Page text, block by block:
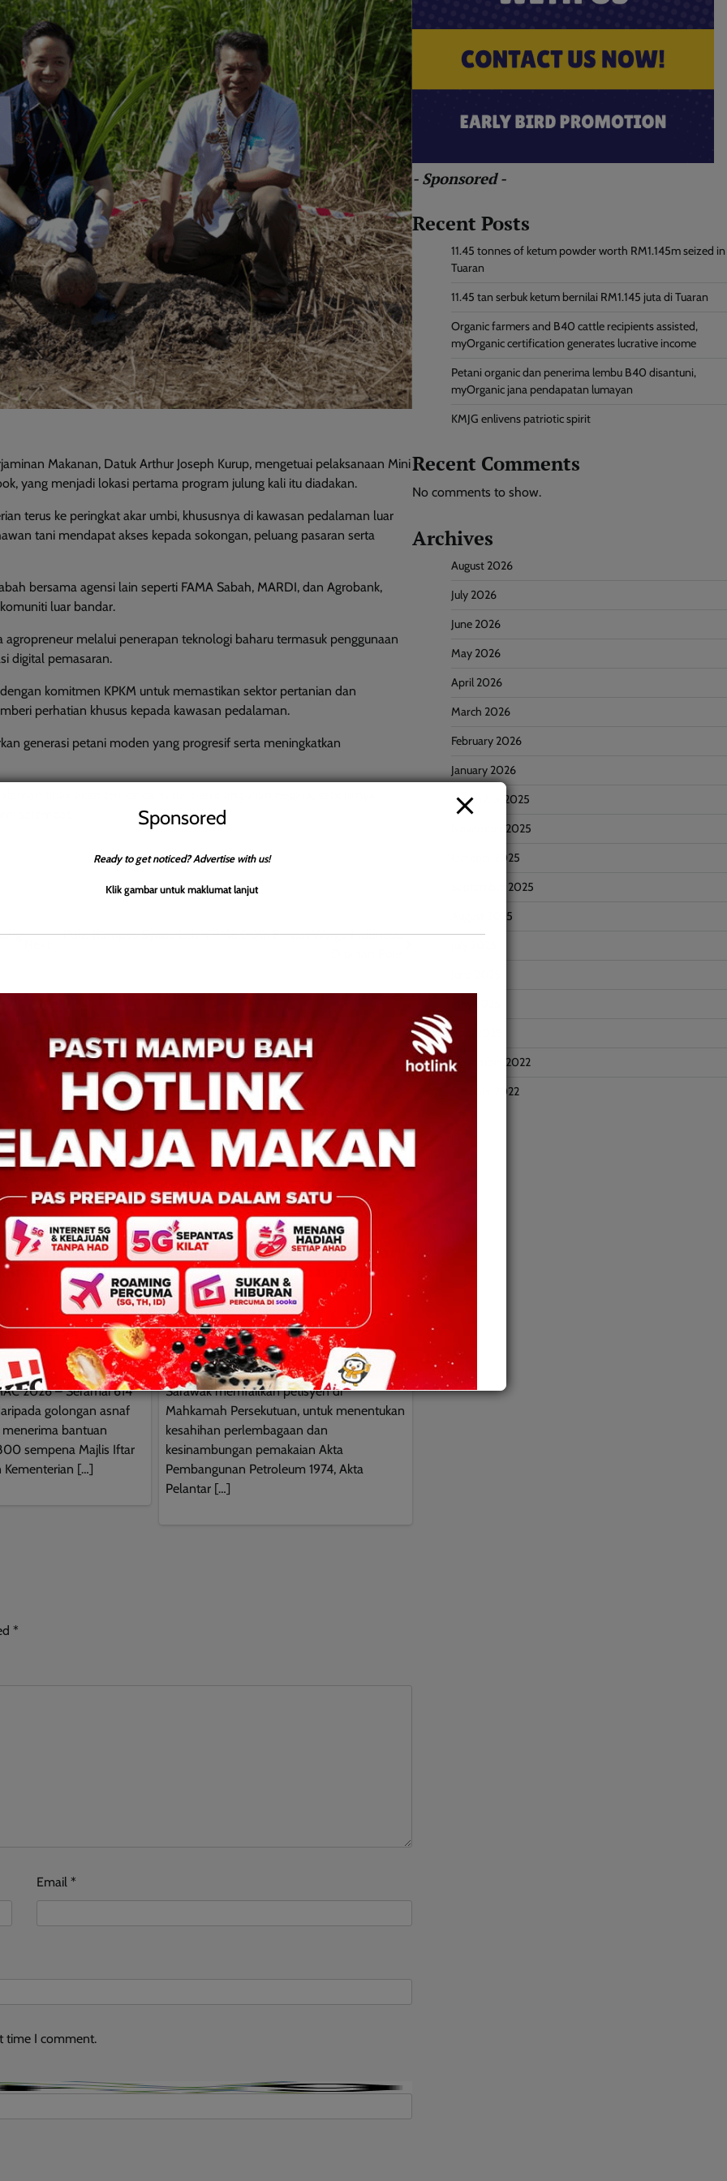
Makanan, Datuk Arthur Joseph Kurup, mengetuai pelaksanaan Mini
yang menjadi lokasi pertama program julung kali itu diadakan.
terus ke peringkat akar umbi, khususnya di kawasan pedalaman luar
tani mendapat akses kepada sokongan, peluang pasaran serta
bersama agensi lain seperti FAMA Sabah, MARDI, dan Agrobank,
luar bandar.
melalui penerapan teknologi baharu termasuk penggunaan
digital pemasaran.
komitmen KPKM untuk memastikan sektor pertanian dan
perhatian khusus kepada kawasan pedalaman.
generasi petani moden yang progresif serta meningkatkan
tidak akan tercicir dari arus pembangunan negara, sebaliknya
setempat.
Polis Rampas Syabu Lebih RM6,000, Empat Warga Indonesia
pelajar tahfiz
RM61,800 di
2026 – Seramai 614
golongan asnaf
bantuan
sempena Majlis Iftar
Kementerian […]
BERITA AM BERITA TOP NASIONAL
Sarawak failkan petisyen cabar
tiga akta petroleum negara
David E. February 24, 2026 0
KUCHING: 24 Februari 2026 – Kerajaan
Sarawak memfailkan petisyen di
Mahkamah Persekutuan, untuk menentukan
kesahihan perlembagaan dan
kesinambungan pemakaian Akta
Pembangunan Petroleum 1974, Akta
Pelantar […]
*
Email *
time I comment.
- Sponsored -
Recent Posts
11.45 tonnes of ketum powder worth RM1.145m seized in
Tuaran
11.45 tan serbuk ketum bernilai RM1.145 juta di Tuaran
Organic farmers and B40 cattle recipients assisted,
myOrganic certification generates lucrative income
Petani organic dan penerima lembu B40 disantuni,
myOrganic jana pendapatan lumayan
KMJG enlivens patriotic spirit
Recent Comments
No comments to show.
Archives
August 2026
July 2026
June 2026
May 2026
April 2026
March 2026
February 2026
January 2026
December 2025
November 2025
October 2025
September 2025
August 2025
April 2025
November 2022
October 2022
Sponsored
Ready to get noticed? Advertise with us!
Klik gambar untuk maklumat lanjut